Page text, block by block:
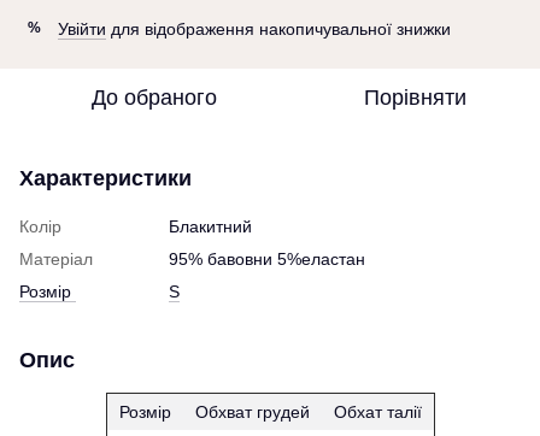
% Увійти для відображення накопичувальної знижки
До обраного Порівняти
Характеристики
Колір
Блакитний
Матеріал
95% бавовни 5%еластан
Розмір
S
Опис
Розмір Обхват грудей
Обхат талії